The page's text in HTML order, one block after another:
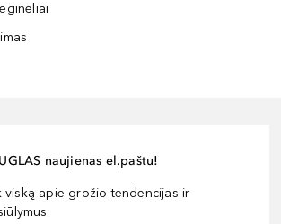
naujienas el.paštu!
viską apie grožio tendencijas ir